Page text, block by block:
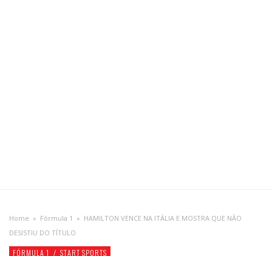
Home » Fórmula 1 » HAMILTON VENCE NA ITÁLIA E MOSTRA QUE NÃO
DESISTIU DO TÍTULO
FÓRMULA 1 / START SPORTS